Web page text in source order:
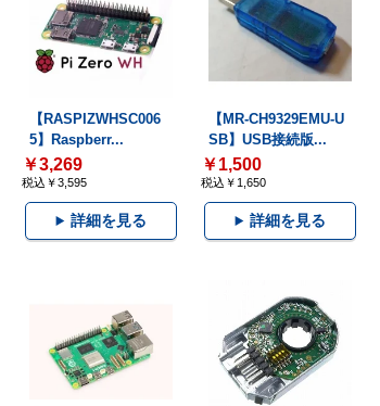
【RASPIZWHSC006
5】Raspberr...
￥3,269
税込￥3,595
詳細を見る
【MR-CH9329EMU-U
SB】USB接続版...
￥1,500
税込￥1,650
詳細を見る